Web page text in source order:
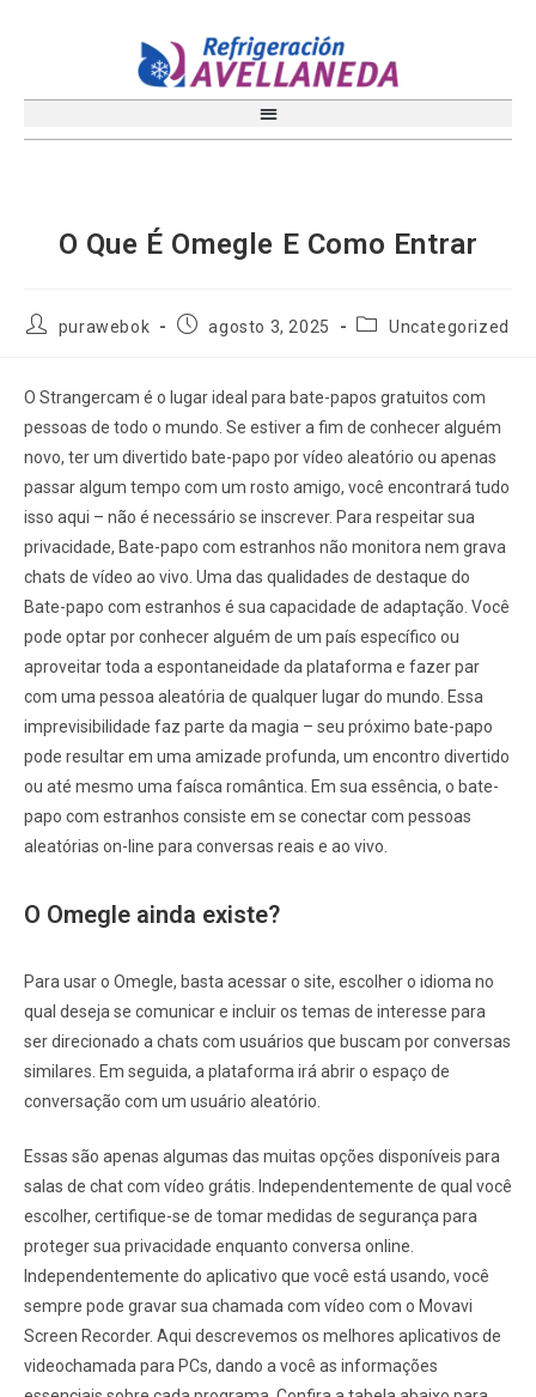
O Que É Omegle E Como Entrar
purawebok agosto 3, 2025 Uncategorized
O Strangercam é o lugar ideal para bate-papos gratuitos com
pessoas de todo o mundo. Se estiver a fim de conhecer alguém
novo, ter um divertido bate-papo por vídeo aleatório ou apenas
passar algum tempo com um rosto amigo, você encontrará tudo
isso aqui – não é necessário se inscrever. Para respeitar sua
privacidade, Bate-papo com estranhos não monitora nem grava
chats de vídeo ao vivo. Uma das qualidades de destaque do
Bate-papo com estranhos é sua capacidade de adaptação. Você
pode optar por conhecer alguém de um país específico ou
aproveitar toda a espontaneidade da plataforma e fazer par
com uma pessoa aleatória de qualquer lugar do mundo. Essa
imprevisibilidade faz parte da magia – seu próximo bate-papo
pode resultar em uma amizade profunda, um encontro divertido
ou até mesmo uma faísca romântica. Em sua essência, o bate-
papo com estranhos consiste em se conectar com pessoas
aleatórias on-line para conversas reais e ao vivo.
O Omegle ainda existe?
Para usar o Omegle, basta acessar o site, escolher o idioma no
qual deseja se comunicar e incluir os temas de interesse para
ser direcionado a chats com usuários que buscam por conversas
similares. Em seguida, a plataforma irá abrir o espaço de
conversação com um usuário aleatório.
Essas são apenas algumas das muitas opções disponíveis para
salas de chat com vídeo grátis. Independentemente de qual você
escolher, certifique-se de tomar medidas de segurança para
proteger sua privacidade enquanto conversa online.
Independentemente do aplicativo que você está usando, você
sempre pode gravar sua chamada com vídeo com o Movavi
Screen Recorder. Aqui descrevemos os melhores aplicativos de
videochamada para PCs, dando a você as informações